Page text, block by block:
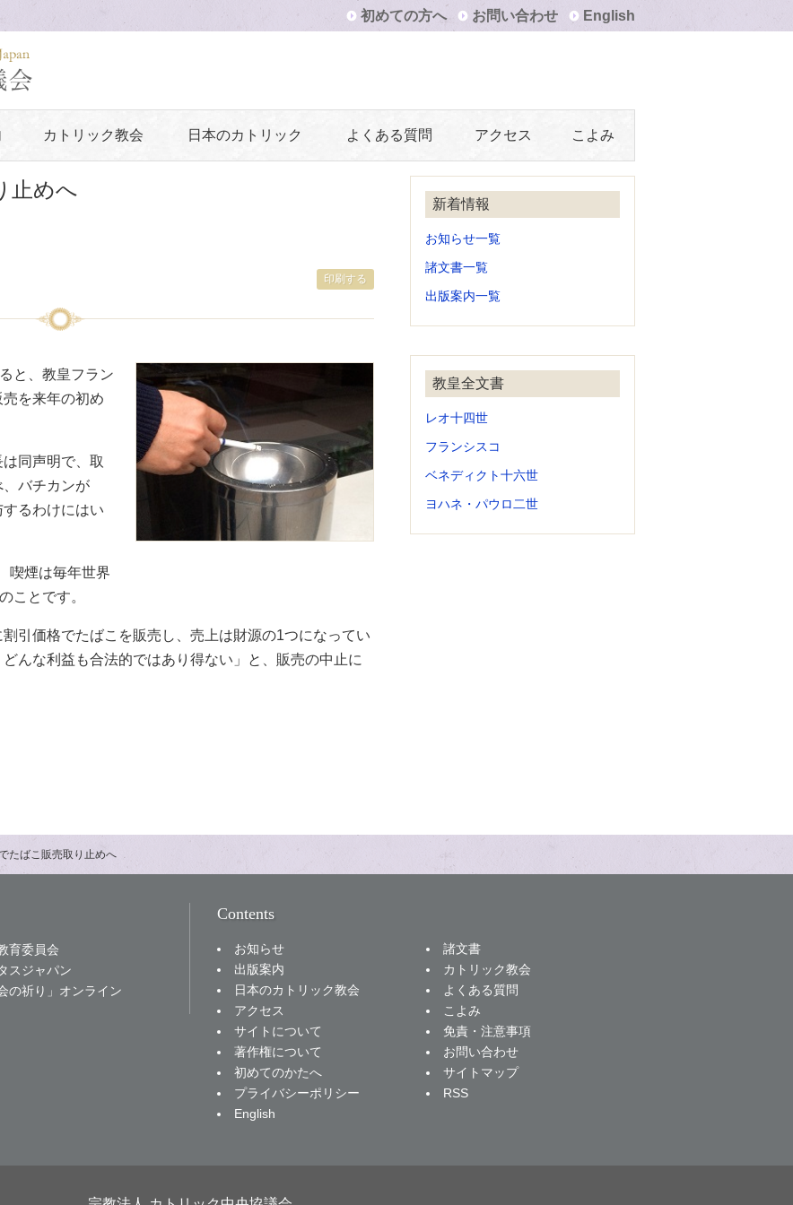
初めての方へ お問い合わせ English
カトリック教会 日本のカトリック よくある質問 アクセス こよみ
止めへ
印刷する
と、教皇フラン
を来年の初め
同声明で、取
バチカンが
るわけにはい
喫煙は毎年世界
ことです。
引価格でたばこを販売し、売上は財源の1つになってい
んな利益も合法的ではあり得ない」と、販売の中止に
新着情報
お知らせ一覧
諸文書一覧
出版案内一覧
教皇全文書
レオ十四世
フランシスコ
ベネディクト十六世
ヨハネ・パウロ二世
たばこ販売取り止めへ
育委員会
スジャパン
の祈り」オンライン
Contents
お知らせ
諸文書
出版案内
カトリック教会
日本のカトリック教会
よくある質問
アクセス
こよみ
サイトについて
免責・注意事項
著作権について
お問い合わせ
初めてのかたへ
サイトマップ
プライバシーポリシー
RSS
English